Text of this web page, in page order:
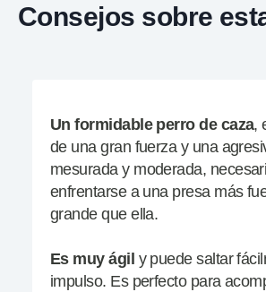
Consejos sobre
Un formidable perro de caza,
de una gran fuerza y una
mesurada y moderada,
enfrentarse a una presa más
grande que ella.
Es muy ágil y puede saltar
impulso. Es perfecto para